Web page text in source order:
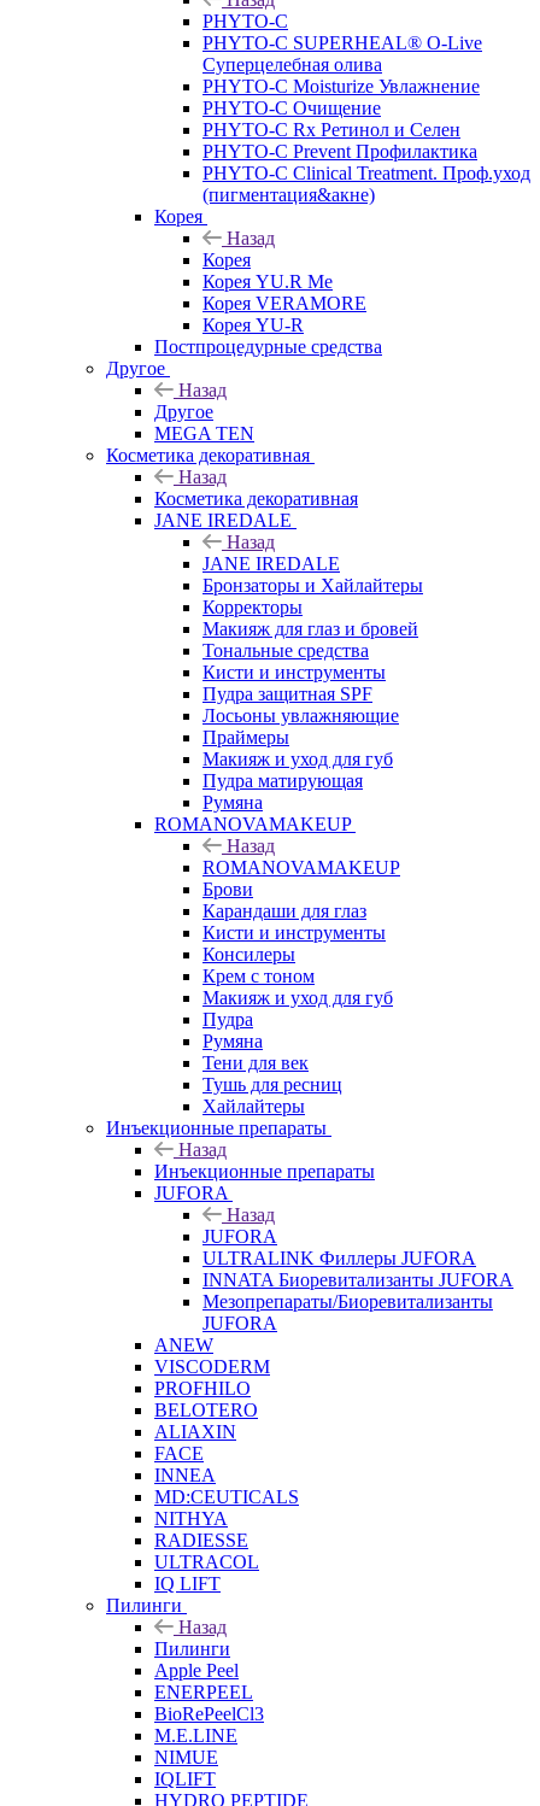
PHYTO-C
PHYTO-C SUPERHEAL® O-Live
Суперцелебная олива
PHYTO-C Moisturize Увлажнение
PHYTO-C Очищение
PHYTO-C Rx Ретинол и Селен
PHYTO-C Prevent Профилактика
PHYTO-C Clinical Treatment. Проф.уход
(пигментация&акне)
Корея
Назад
Корея
Корея YU.R Me
Корея VERAMORE
Корея YU-R
Постпроцедурные средства
Другое
Назад
Другое
MEGA TEN
Косметика декоративная
Назад
Косметика декоративная
JANE IREDALE
Назад
JANE IREDALE
Бронзаторы и Хайлайтеры
Корректоры
Макияж для глаз и бровей
Тональные средства
Кисти и инструменты
Пудра защитная SPF
Лосьоны увлажняющие
Праймеры
Макияж и уход для губ
Пудра матирующая
Румяна
ROMANOVAMAKEUP
Назад
ROMANOVAMAKEUP
Брови
Карандаши для глаз
Кисти и инструменты
Консилеры
Крем с тоном
Макияж и уход для губ
Пудра
Румяна
Тени для век
Тушь для ресниц
Хайлайтеры
Инъекционные препараты
Назад
Инъекционные препараты
JUFORA
Назад
JUFORA
ULTRALINK Филлеры JUFORA
INNATA Биоревитализанты JUFORA
Мезопрепараты/Биоревитализанты
JUFORA
ANEW
VISCODERM
PROFHILO
BELOTERO
ALIAXIN
FACE
INNEA
MD:CEUTICALS
NITHYA
RADIESSE
ULTRACOL
IQ LIFT
Пилинги
Назад
Пилинги
Apple Peel
ENERPEEL
BioRePeelCl3
M.E.LINE
NIMUE
IQLIFT
HYDRO PEPTIDE